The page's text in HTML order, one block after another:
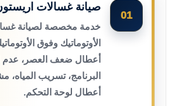
01
صيانة غسالات
خدمة مخصصة لصيانة
الأوتوماتيك وفوق
أعطال ضعف العصر، عدم
البرنامج، تسريب المياه،
أعطال لوحة التحكم.